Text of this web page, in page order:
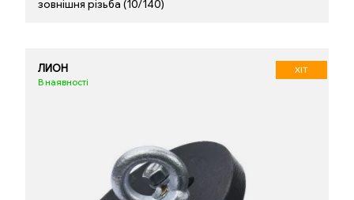
зовнішня різьба (10/140)
ЛИОН
В наявності
ХІТ